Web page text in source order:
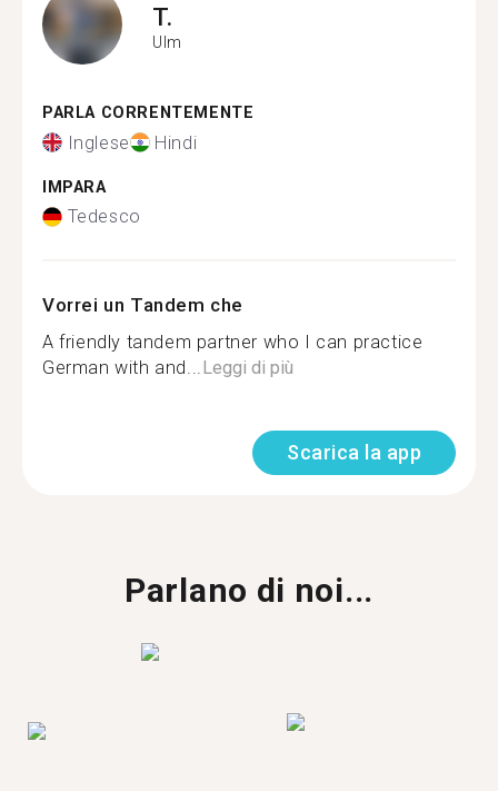
T.
Ulm
PARLA CORRENTEMENTE
Inglese Hindi
IMPARA
Tedesco
Vorrei un Tandem che
A friendly tandem partner who I can practice
German with and...Leggi di più
Scarica la app
Parlano di noi...